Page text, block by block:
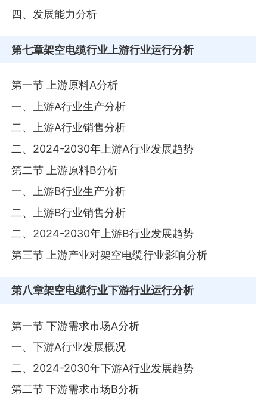
四、发展能力分析
第七章架空电缆行业上游行业运行分析
第一节 上游原料A分析
一、上游A行业生产分析
二、上游A行业销售分析
二、2024-2030年上游A行业发展趋势
第二节 上游原料B分析
一、上游B行业生产分析
二、上游B行业销售分析
二、2024-2030年上游B行业发展趋势
第三节 上游产业对架空电缆行业影响分析
第八章架空电缆行业下游行业运行分析
第一节 下游需求市场A分析
一、下游A行业发展概况
二、2024-2030年下游A行业发展趋势
第二节 下游需求市场B分析